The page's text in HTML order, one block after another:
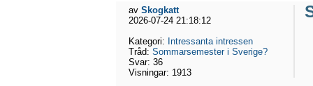
av Skogkatt
2026-07-24 21:18:12
Kategori: Intressanta intressen
Tråd: Sommarsemester i Sverige?
Svar: 36
Visningar: 1913